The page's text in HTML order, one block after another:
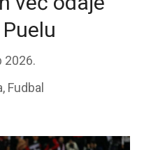
2026.
, Fudbal